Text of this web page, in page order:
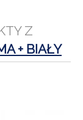
Z
+ BIAŁY